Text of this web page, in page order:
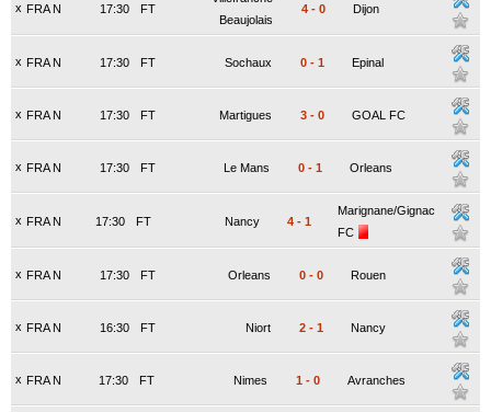
x FRA N FT
17:30
Beaujolais
4 - 0 Dijon
x FRA N FT
17:30 Sochaux 0 - 1 Epinal
x FRA N FT
17:30 Martigues 3 - 0 GOAL FC
x FRA N FT
17:30 Le Mans 0 - 1 Orleans
x FRA N FT
17:30 Nancy 4 - 1
Marignane/Gignac
FC
x FRA N FT
17:30 Orleans 0 - 0 Rouen
x FRA N FT
16:30 Niort 2 - 1 Nancy
x FRA N FT
17:30 Nimes 1 - 0 Avranches